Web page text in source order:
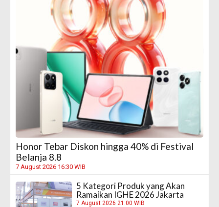
Honor Tebar Diskon hingga 40% di Festival
Belanja 8.8
7 August 2026 16:30 WIB
5 Kategori Produk yang Akan
Ramaikan IGHE 2026 Jakarta
7 August 2026 21:00 WIB